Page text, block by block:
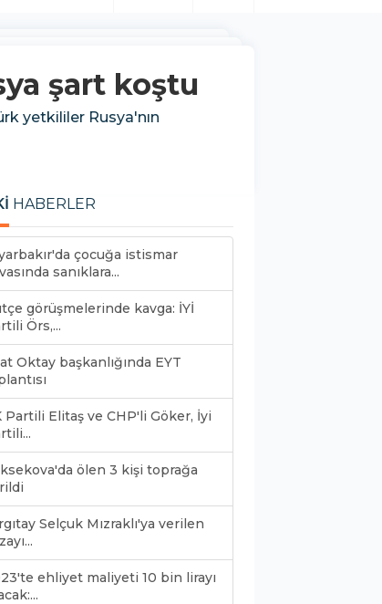
şart koştu
yetkililer Rusya'nın
HABERLER
çocuğa istismar
sanıklara...
görüşmelerinde kavga: İYİ
Örs,...
Oktay başkanlığında EYT
Partili Elitaş ve CHP'li Göker, İyi
ölen 3 kişi toprağa
Selçuk Mızraklı'ya verilen
ehliyet maliyeti 10 bin lirayı